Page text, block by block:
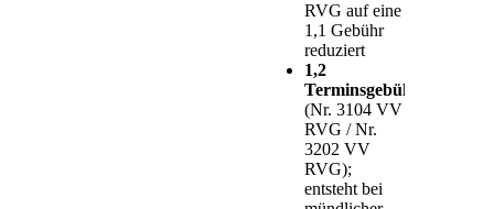
RVG auf eine
1,1 Gebühr
reduziert
1,2
Terminsgebühr
(Nr. 3104 VV
RVG / Nr.
3202 VV
RVG);
entsteht bei